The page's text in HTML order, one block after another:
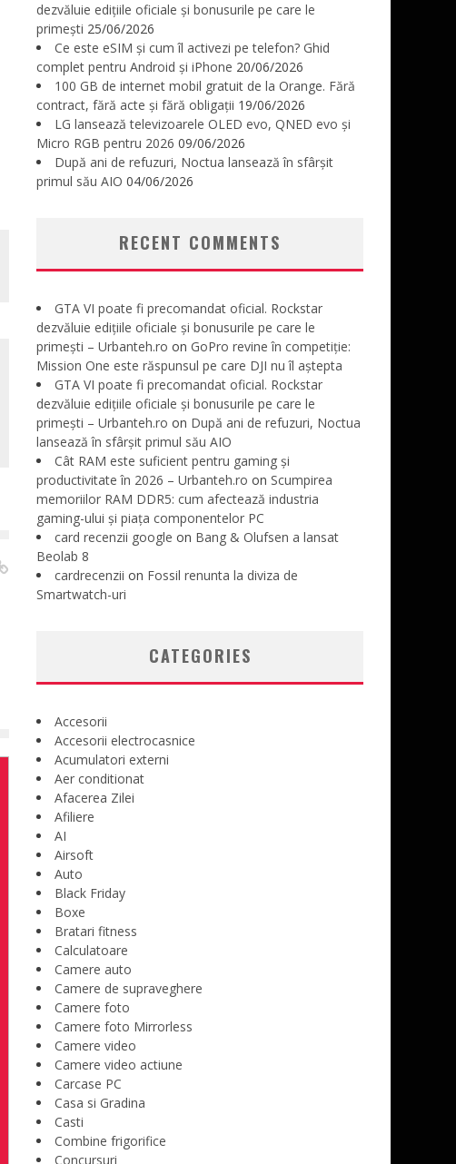
dezvăluie edițiile oficiale și bonusurile pe care le
primești 25/06/2026
Ce este eSIM și cum îl activezi pe telefon? Ghid
complet pentru Android și iPhone 20/06/2026
100 GB de internet mobil gratuit de la Orange. Fără
contract, fără acte și fără obligații 19/06/2026
LG lansează televizoarele OLED evo, QNED evo și
Micro RGB pentru 2026 09/06/2026
După ani de refuzuri, Noctua lansează în sfârșit
primul său AIO 04/06/2026
RECENT COMMENTS
GTA VI poate fi precomandat oficial. Rockstar
dezvăluie edițiile oficiale și bonusurile pe care le
primești – Urbanteh.ro on GoPro revine în competiție:
Mission One este răspunsul pe care DJI nu îl aștepta
GTA VI poate fi precomandat oficial. Rockstar
dezvăluie edițiile oficiale și bonusurile pe care le
primești – Urbanteh.ro on După ani de refuzuri, Noctua
lansează în sfârșit primul său AIO
Cât RAM este suficient pentru gaming și
productivitate în 2026 – Urbanteh.ro on Scumpirea
memoriilor RAM DDR5: cum afectează industria
gaming-ului și piața componentelor PC
card recenzii google on Bang & Olufsen a lansat
Beolab 8
cardrecenzii on Fossil renunta la diviza de
Smartwatch-uri
CATEGORIES
Accesorii
Accesorii electrocasnice
Acumulatori externi
Aer conditionat
Afacerea Zilei
Afiliere
AI
Airsoft
Auto
Black Friday
Boxe
Bratari fitness
Calculatoare
Camere auto
Camere de supraveghere
Camere foto
Camere foto Mirrorless
Camere video
Camere video actiune
Carcase PC
Casa si Gradina
Casti
Combine frigorifice
Concursuri